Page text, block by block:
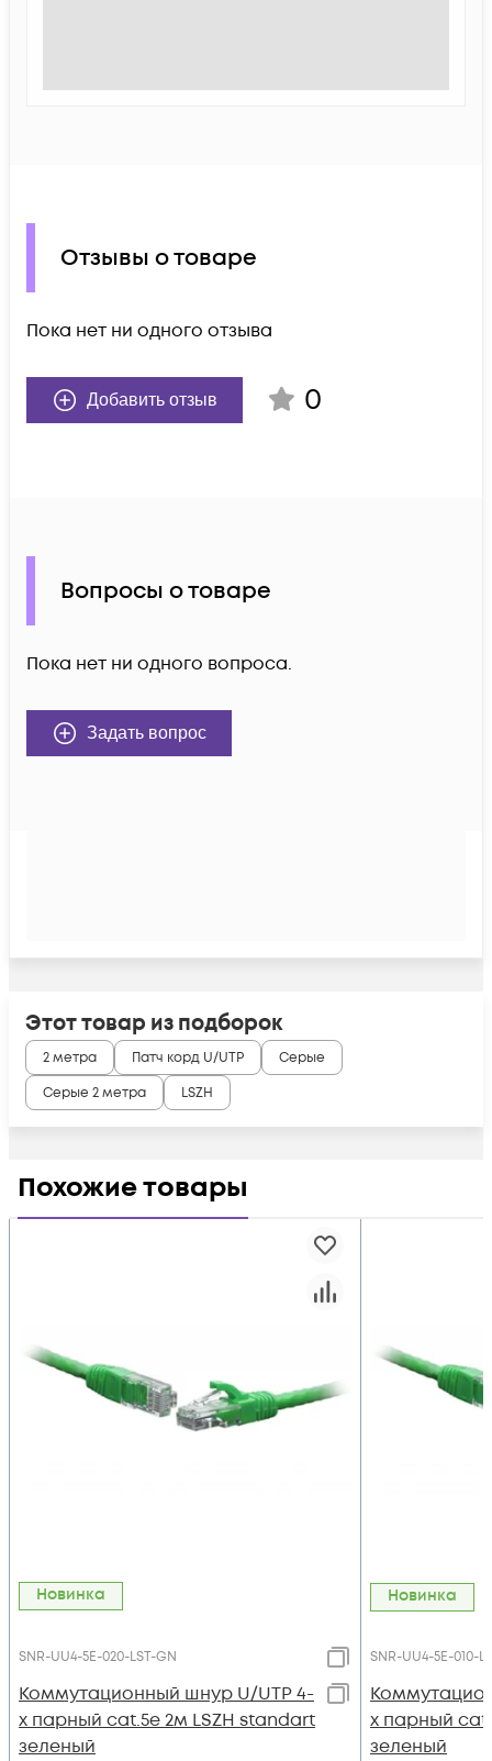
Отзывы о товаре
Пока нет ни одного отзыва
Добавить отзыв 0
Вопросы о товаре
Пока нет ни одного вопроса.
Задать вопрос
Этот товар из подборок
2 метра Патч корд U/UTP
Серые
Серые 2 метра
LSZH
Похожие товары
Новинка
SNR-UU4-5E-020-LST-GN
Коммутационный шнур U/UTP 4-
х парный cat.5e 2м LSZH standart
зеленый
Новинка
SNR-UU4-5E-010-
х парный
зеленый